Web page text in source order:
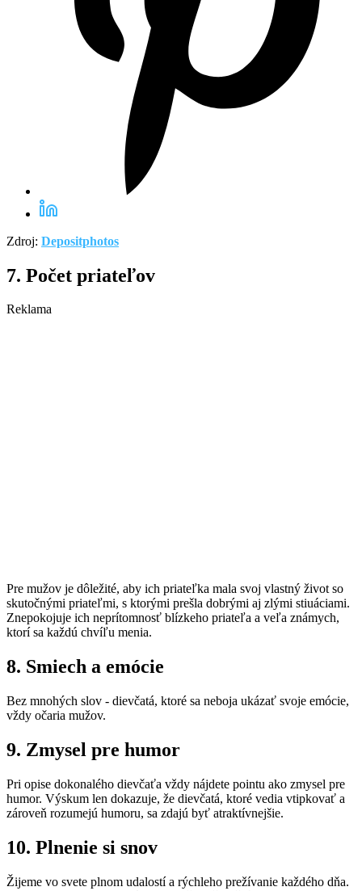
Zdroj: Depositphotos
7. Počet priateľov
Reklama
Pre mužov je dôležité, aby ich priateľka mala svoj vlastný život so
skutočnými priateľmi, s ktorými prešla dobrými aj zlými stiuáciami.
Znepokojuje ich neprítomnosť blízkeho priateľa a veľa známych,
ktorí sa každú chvíľu menia.
8. Smiech a emócie
Bez mnohých slov - dievčatá, ktoré sa neboja ukázať svoje emócie,
vždy očaria mužov.
9. Zmysel pre humor
Pri opise dokonalého dievčaťa vždy nájdete pointu ako zmysel pre
humor. Výskum len dokazuje, že dievčatá, ktoré vedia vtipkovať a
zároveň rozumejú humoru, sa zdajú byť atraktívnejšie.
10. Plnenie si snov
Žijeme vo svete plnom udalostí a rýchleho prežívanie každého dňa.